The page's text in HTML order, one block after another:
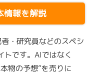
情報を解説
・研究員などのスペシ
トです。AIではなく
物の予想”を売りに